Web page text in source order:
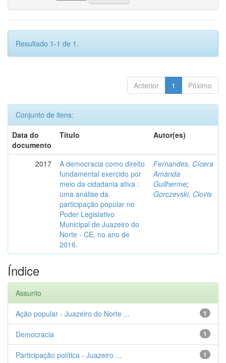
Resultado 1-1 de 1.
Anterior 1 Póximo
Conjunto de itens:
Data do
documento
Título Autor(es)
2017
A democracia como direito
fundamental exercido por
meio da cidadania ativa :
uma análise da
participação popular no
Poder Legislativo
Municipal de Juazeiro do
Norte - CE, no ano de
2016.
Fernandes, Cícera
Amanda
Guilherme;
Gorczevski, Clovis
Índice
Assunto
1
Ação popular - Juazeiro do Norte ...
1
Democracia
1
Participação política - Juazeiro ...